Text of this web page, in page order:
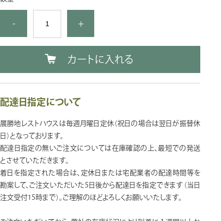
- +
カートに入れる
配達日指定について
展勝地レストハウスは毎週月曜日定休（祝日の場合は翌日が振替休
日）となっております。
配達日指定の無いご注文については在庫確認の上、最短での発送
とさせていただきます。
着日を指定された場合は、定休日または宅配業者の配達時間等を
勘案して、ご注文いただいた5日後から配達日を指定できます（当日
注文受付15時まで）。ご理解のほどよろしくお願いいたします。